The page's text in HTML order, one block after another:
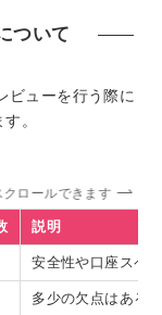
ついて
ビューを行う際に
。
クロールできます
説明
安全性や口座スペ
多少の欠点はある